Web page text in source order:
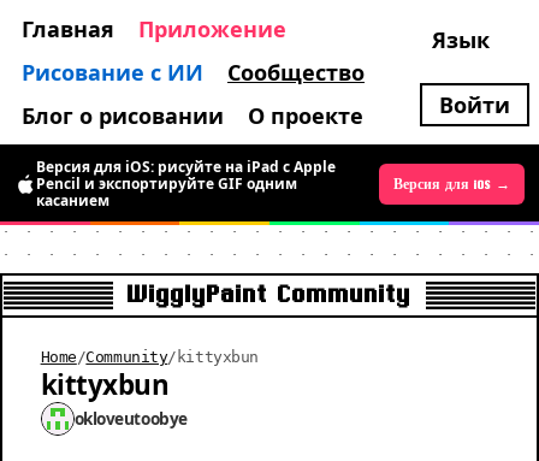
Главная
Приложение
Рисование с ИИ
Сообщество
Блог о рисовании
О проекте
Язык
Войти
Версия для Android →
Версия для iOS: рисуйте на iPad с Apple
Pencil и экспортируйте GIF одним
касанием
Версия для iOS →
WigglyPaint Community
Home /Community/ kittyxbun
kittyxbun
okloveutoobye